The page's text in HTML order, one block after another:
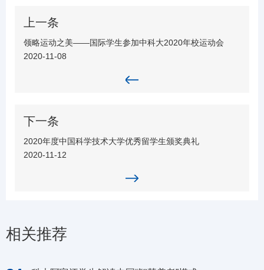
上一条
领略运动之美——国际学生参加中科大2020年校运动会
2020-11-08
下一条
2020年度中国科学技术大学优秀留学生颁奖典礼
2020-11-12
相关推荐